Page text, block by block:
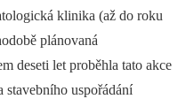
klinika (až do roku
plánovaná
deseti let proběhla tato akce
stavebního uspořádání